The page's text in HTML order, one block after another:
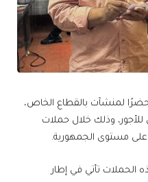
وزارة العمل عن تحرير 463 محضرًا لمنشآت بالقطاع الخاص،
للأجور، وذلك خلال حملات
الحملات تأتي في إطار